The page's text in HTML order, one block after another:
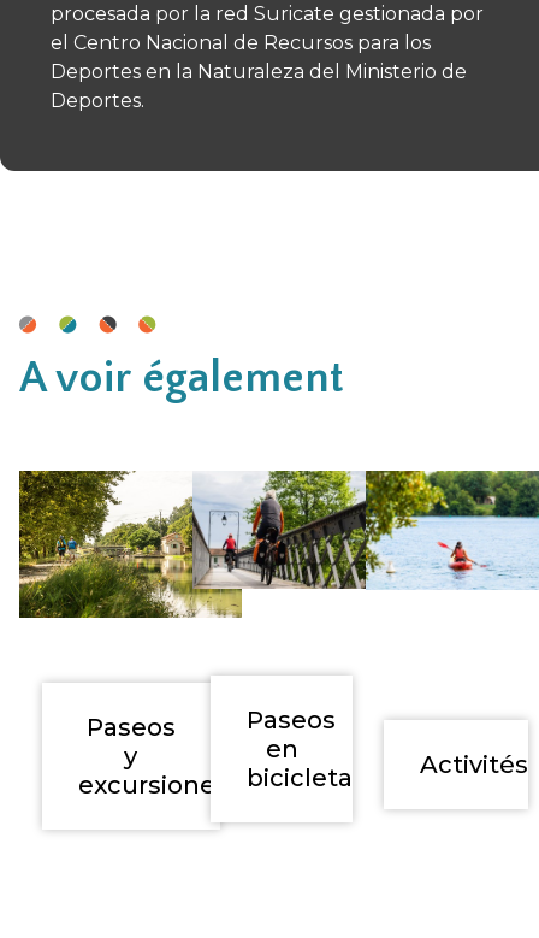
procesada por la red Suricate gestionada por
el Centro Nacional de Recursos para los
Deportes en la Naturaleza del Ministerio de
Deportes.
A voir également
Paseos
y
excursiones
Paseos
en
bicicleta
Activités